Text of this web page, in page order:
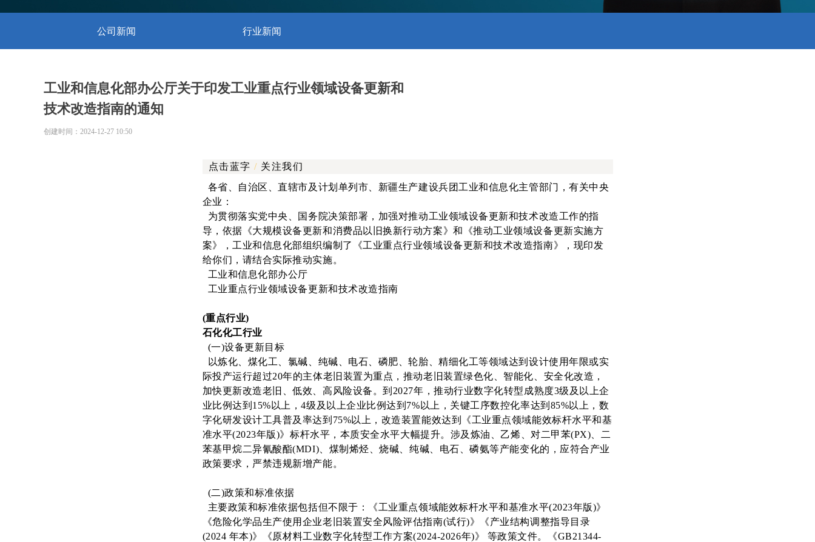
工业和信息化部办公厅关于印发工业重点行业领域设备更新和
技术改造指南的通知
点击蓝字 / 关注我们
各省、自治区、直辖市及计划单列市、新疆生产建设兵团工业和信息化主管部门，有关中央
企业：
为贯彻落实党中央、国务院决策部署，加强对推动工业领域设备更新和技术改造工作的指
导，依据《大规模设备更新和消费品以旧换新行动方案》和《推动工业领域设备更新实施方
案》，工业和信息化部组织编制了《工业重点行业领域设备更新和技术改造指南》，现印发
给你们，请结合实际推动实施。
工业和信息化部办公厅
工业重点行业领域设备更新和技术改造指南
(重点行业)
石化化工行业
(一)设备更新目标
以炼化、煤化工、氯碱、纯碱、电石、磷肥、轮胎、精细化工等领域达到设计使用年限或实
际投产运行超过20年的主体老旧装置为重点，推动老旧装置绿色化、智能化、安全化改造，
加快更新改造老旧、低效、高风险设备。到2027年，推动行业数字化转型成熟度3级及以上企
业比例达到15%以上，4级及以上企业比例达到7%以上，关键工序数控化率达到85%以上，数
字化研发设计工具普及率达到75%以上，改造装置能效达到《工业重点领域能效标杆水平和基
准水平(2023年版)》标杆水平，本质安全水平大幅提升。涉及炼油、乙烯、对二甲苯(PX)、二
苯基甲烷二异氰酸酯(MDI)、煤制烯烃、烧碱、纯碱、电石、磷氨等产能变化的，应符合产业
政策要求，严禁违规新增产能。
(二)政策和标准依据
主要政策和标准依据包括但不限于：《工业重点领域能效标杆水平和基准水平(2023年版)》
《危险化学品生产使用企业老旧装置安全风险评估指南(试行)》《产业结构调整指导目录
(2024 年本)》《原材料工业数字化转型工作方案(2024-2026年)》 等政策文件。《GB21344-
公司新闻 行业新闻
创建时间： 2024-12-27 10:50